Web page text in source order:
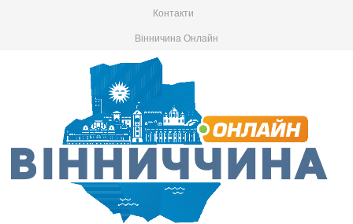
Контакти
Вінничина Онлайн